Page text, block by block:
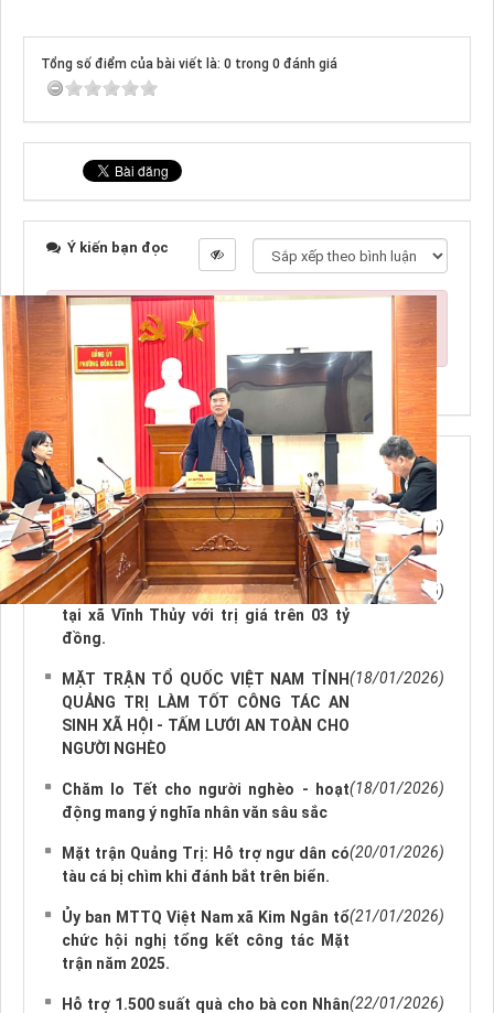
Tổng số điểm của bài viết là: 0 trong 0 đánh giá
Ý kiến bạn đọc
Bạn cần đăng nhập với tư cách là
Thành viên chính
thức
để có thể bình luận
NHỮNG TIN MỚI HƠN
NHỮNG TIN CŨ HƠN
Từ những việc làm bình dị – Lan tỏa giá
trị bền vững
(11/01/2026)
Lễ khánh thành tuyến đường liên thôn
tại xã Vĩnh Thủy với trị giá trên 03 tỷ
đồng.
(15/01/2026)
MẶT TRẬN TỔ QUỐC VIỆT NAM TỈNH
QUẢNG TRỊ LÀM TỐT CÔNG TÁC AN
SINH XÃ HỘI - TẤM LƯỚI AN TOÀN CHO
NGƯỜI NGHÈO
(18/01/2026)
Chăm lo Tết cho người nghèo - hoạt
động mang ý nghĩa nhân văn sâu sắc
(18/01/2026)
Mặt trận Quảng Trị: Hỗ trợ ngư dân có
tàu cá bị chìm khi đánh bắt trên biển.
(20/01/2026)
Ủy ban MTTQ Việt Nam xã Kim Ngân tổ
chức hội nghị tổng kết công tác Mặt
trận năm 2025.
(21/01/2026)
Hỗ trợ 1.500 suất quà cho bà con Nhân(22/01/2026)